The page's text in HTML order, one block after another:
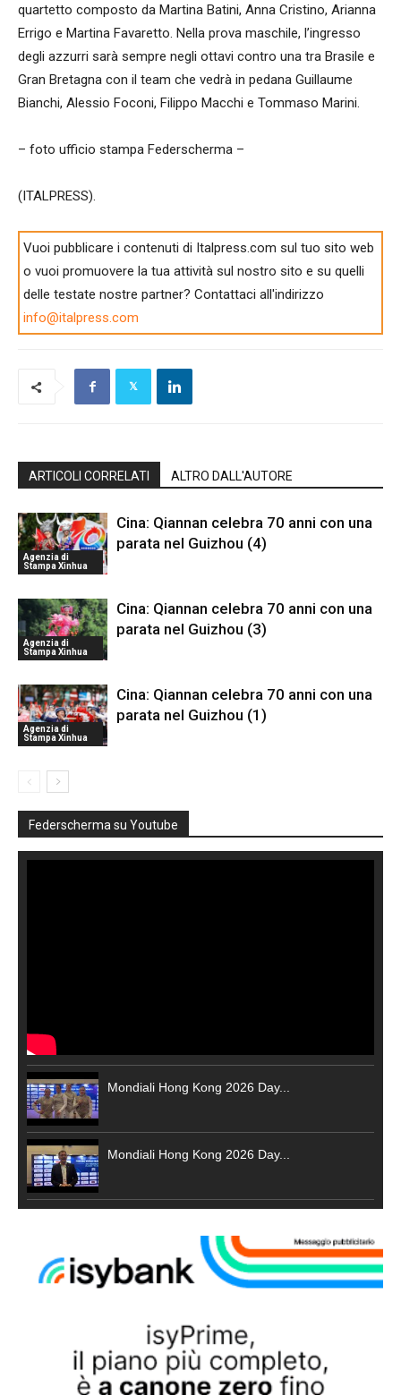
quartetto composto da Martina Batini, Anna Cristino, Arianna
Errigo e Martina Favaretto. Nella prova maschile, l’ingresso
degli azzurri sarà sempre negli ottavi contro una tra Brasile e
Gran Bretagna con il team che vedrà in pedana Guillaume
Bianchi, Alessio Foconi, Filippo Macchi e Tommaso Marini.
– foto ufficio stampa Federscherma –
(ITALPRESS).
Vuoi pubblicare i contenuti di Italpress.com sul tuo sito web
o vuoi promuovere la tua attività sul nostro sito e su quelli
delle testate nostre partner? Contattaci all'indirizzo
info@italpress.com
ARTICOLI CORRELATI ALTRO DALL'AUTORE
Agenzia di
Stampa Xinhua
Cina: Qiannan celebra 70 anni con una
parata nel Guizhou (4)
Agenzia di
Stampa Xinhua
Cina: Qiannan celebra 70 anni con una
parata nel Guizhou (3)
Agenzia di
Stampa Xinhua
Cina: Qiannan celebra 70 anni con una
parata nel Guizhou (1)
Federscherma su Youtube
Mondiali Hong Kong 2026 Day...
Mondiali Hong Kong 2026 Day...